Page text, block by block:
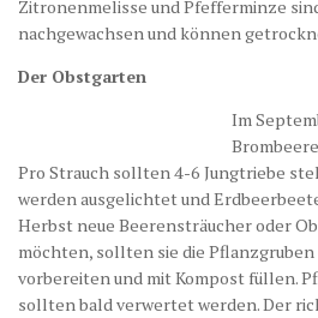
Zitronenmelisse und Pfefferminze
nachgewachsen und können
Der Obstgarten
Im
Pro Strauch sollten 4-6 Jungtriebe
werden ausgelichtet und
Herbst neue Beerensträucher oder
möchten, sollten sie die
vorbereiten und mit Kompost füllen.
sollten bald verwertet werden. Der